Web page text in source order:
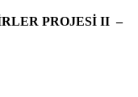
PROJESİ II –